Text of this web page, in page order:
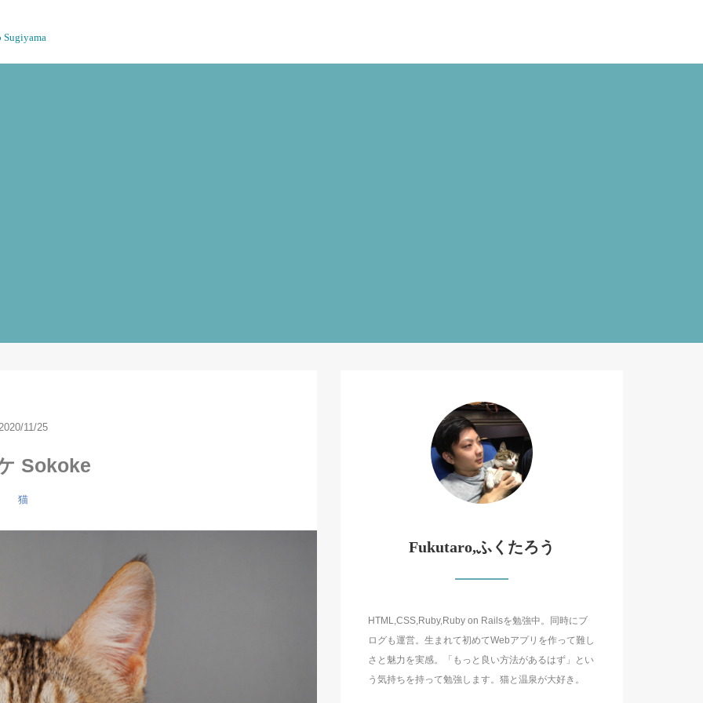
Sugiyama
11/25
Sokoke
猫
Fukutaro,ふくたろう
HTML,CSS,Ruby,Ruby on Railsを勉強中。同時にブ
ログも運営。生まれて初めてWebアプリを作って難し
さと魅力を実感。「もっと良い方法があるはず」とい
う気持ちを持って勉強します。猫と温泉が大好き。